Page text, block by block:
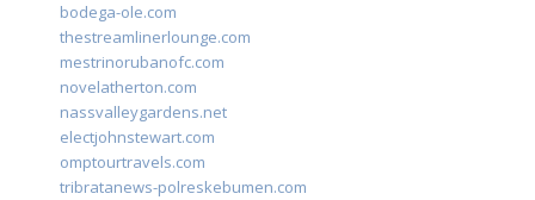
bodega-ole.com
thestreamlinerlounge.com
mestrinorubanofc.com
novelatherton.com
nassvalleygardens.net
electjohnstewart.com
omptourtravels.com
tribratanews-polreskebumen.com